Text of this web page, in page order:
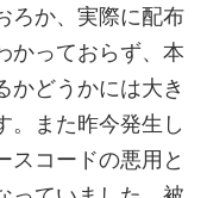
ろか、実際に配布
かっておらず、本
かどうかには大き
。また昨今発生し
スコードの悪用と